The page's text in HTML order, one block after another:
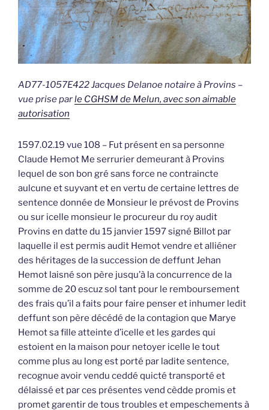
AD77-1057E422 Jacques Delanoe notaire à Provins –
vue prise parle CGHSM de Melun, avec son aimable
autorisation
1597.02.19 vue 108 – Fut présent en sa personne
Claude Hemot Me serrurier demeurant à Provins
lequel de son bon gré sans force ne contraincte
aulcune et suyvant et en vertu de certaine lettres de
sentence donnée de Monsieur le prévost de Provins
ou sur icelle monsieur le procureur du roy audit
Provins en datte du 15 janvier 1597 signé Billot par
laquelle il est permis audit Hemot vendre et alliéner
des héritages de la succession de deffunt Jehan
Hemot laisné son père jusqu’à la concurrence de la
somme de 20 escuz sol tant pour le remboursement
des frais qu’il a faits pour faire penser et inhumer ledit
deffunt son père décédé de la contagion que Marye
Hemot sa fille atteinte d’icelle et les gardes qui
estoient en la maison pour netoyer icelle le tout
comme plus au long est porté par ladite sentence,
recognue avoir vendu ceddé quicté transporté et
délaissé et par ces présentes vend cèdde promis et
promet garentir de tous troubles et empeschements à